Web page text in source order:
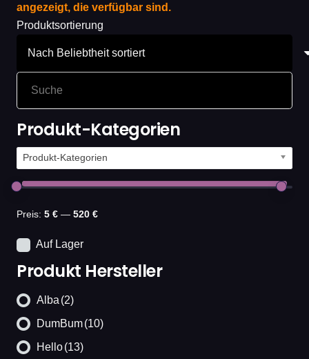
angezeigt, die verfügbar sind.
Produktsortierung
Produkt-Kategorien
Produkt-Kategorien
Preis: 5 € — 520 €
Auf Lager
Produkt Hersteller
Alba(2)
DumBum(10)
Hello(13)